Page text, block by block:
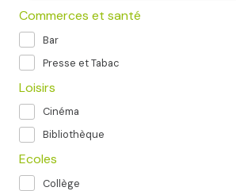
Commerces et santé
Bar
Presse et Tabac
Loisirs
Cinéma
Bibliothèque
Ecoles
Collège